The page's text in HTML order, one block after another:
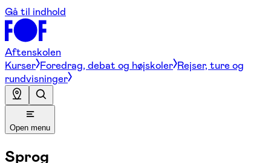
Gå til indhold
Aftenskolen
Kurser Foredrag, debat og højskoler Rejser, ture og
rundvisninger
Open menu
Sprog